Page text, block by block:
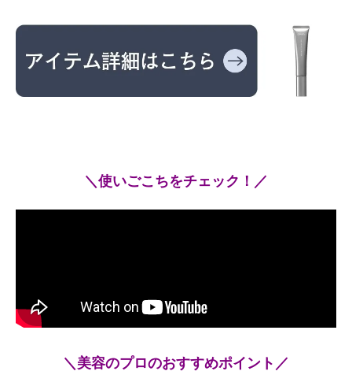
＼使いごこちをチェック！／
＼美容のプロのおすすめポイント／